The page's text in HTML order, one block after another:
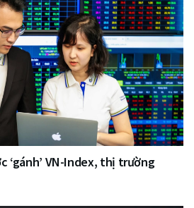
‘gánh’ VN-Index, thị trường